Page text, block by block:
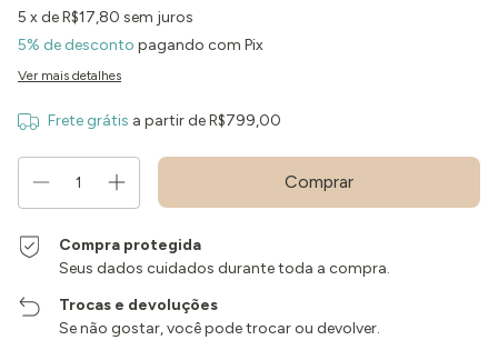
5 x deR$17,80 sem juros
5% de desconto pagando com Pix
Ver mais detalhes
Frete grátis a partir deR$799,00
Compra protegida
Seus dados cuidados durante toda a compra.
Trocas e devoluções
Se não gostar, você pode trocar ou devolver.